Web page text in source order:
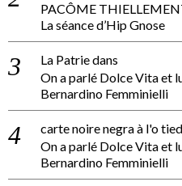
PACÔME
La séance d’Hip Gnose
La Patriedans
On a parlé Dolce Vita et
Bernardino Femminielli
carte noire negra à l'o
On a parlé Dolce Vita et
Bernardino Femminielli